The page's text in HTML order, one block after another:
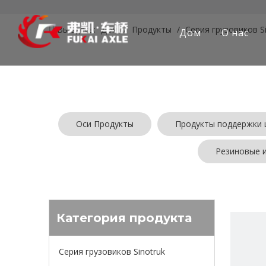
Дом О нас
Вы здесь: Дом / Продукты / Серия грузовиков
Оси Продукты Продукты поддержки
Резиновые
Категория продукта
Серия грузовиков Sinotruk